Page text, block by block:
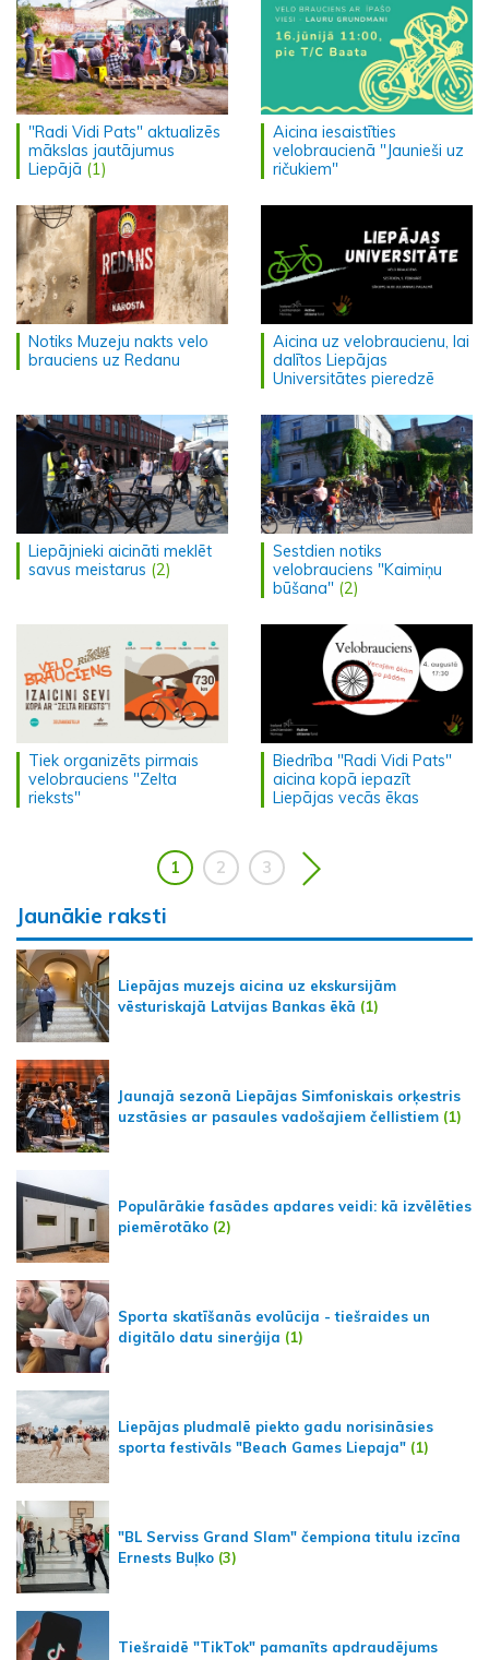
"Radi Vidi Pats" aktualizēs
mākslas jautājumus
Liepājā (1)
Aicina iesaistīties
velobraucienā "Jaunieši uz
ričukiem"
Notiks Muzeju nakts velo
brauciens uz Redanu
Aicina uz velobraucienu, lai
dalītos Liepājas
Universitātes pieredzē
Liepājnieki aicināti meklēt
savus meistarus (2)
Sestdien notiks
velobrauciens "Kaimiņu
būšana" (2)
Tiek organizēts pirmais
velobrauciens "Zelta
rieksts"
Biedrība "Radi Vidi Pats"
aicina kopā iepazīt
Liepājas vecās ēkas
1 2 3
Jaunākie raksti
Liepājas muzejs aicina uz ekskursijām
vēsturiskajā Latvijas Bankas ēkā (1)
Jaunajā sezonā Liepājas Simfoniskais orķestris
uzstāsies ar pasaules vadošajiem čellistiem (1)
Populārākie fasādes apdares veidi: kā izvēlēties
piemērotāko (2)
Sporta skatīšanās evolūcija - tiešraides un
digitālo datu sinerģija (1)
Liepājas pludmalē piekto gadu norisināsies
sporta festivāls "Beach Games Liepaja" (1)
"BL Serviss Grand Slam" čempiona titulu izcīna
Ernests Buļko (3)
Tiešraidē "TikTok" pamanīts apdraudējums